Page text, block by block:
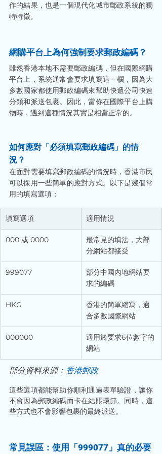
作的結果，也是一個現代化城市郵政系統的獨
特特徵。
網購平台上為何強制要求郵政編碼？
雖然香港本地不需要郵政編碼，但在國際網購
平台上，系統通常會要求填寫這一欄，因為大
多數國家都使用郵政編碼來幫助快遞公司快速
分類和派送包裹。因此，當你在國際平台上購
物時，遇到這種情況其實是相當正常的。
如何應對「必須填寫郵政編碼」的情
況？
在面對需要填寫郵政編碼的情況時，香港市民
可以採用一些簡單的應對方式。以下是幾個常
用的填寫選項：
填寫選項 適用情況
000 或 0000
最常見的填法，大部
分網站都接受
999077
部分中國內地網站要
求的編碼
HKG
香港的簡單縮寫，適
合多數國際網站
000000
適用於要求6位數字的
網站
部分資料來源： 香港郵政
這些選項都能幫助你順利通過表單驗證，讓你
不會因為郵政編碼而卡在結賬環節。同時，這
些方式也不會影響包裹的最終派送。
常見誤區：使用「999077」真的必要